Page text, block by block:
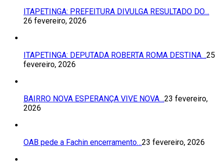
ITAPETINGA: PREFEITURA DIVULGA RESULTADO DO…
26 fevereiro, 2026
ITAPETINGA: DEPUTADA ROBERTA ROMA DESTINA…25
fevereiro, 2026
BAIRRO NOVA ESPERANÇA VIVE NOVA…23 fevereiro,
2026
OAB pede a Fachin encerramento…23 fevereiro, 2026